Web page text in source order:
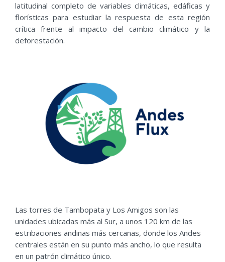
latitudinal completo de variables climáticas, edáficas y
florísticas para estudiar la respuesta de esta región
crítica frente al impacto del cambio climático y la
deforestación.
Las torres de Tambopata y Los Amigos son las
unidades ubicadas más al Sur, a unos 120 km de las
estribaciones andinas más cercanas, donde los Andes
centrales están en su punto más ancho, lo que resulta
en un patrón climático único.